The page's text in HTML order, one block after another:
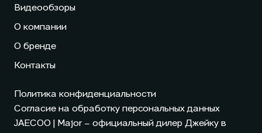
Видеообзоры
О компании
О бренде
Контакты
Политика конфиденциальности
Согласие на обработку персональных данных
JAECOO | Major – официальный дилер Джейку в